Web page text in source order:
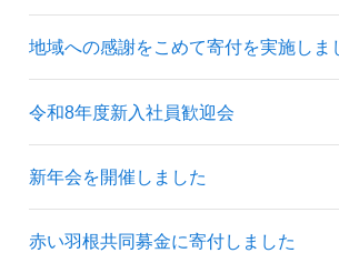
地域への感謝をこめて寄付を実施しま
令和8年度新入社員歓迎会
新年会を開催しました
赤い羽根共同募金に寄付しました